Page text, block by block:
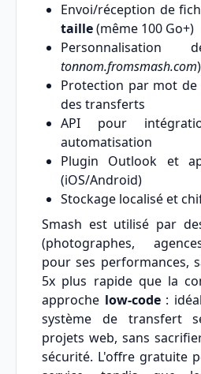
Envoi/réception de
taille(même 100 Go+)
tonnom.fromsmash.com
Protection par mot
des transferts
API pour
automatisation
Plugin Outlook et
(iOS/Android)
Stockage localisé et
Smash est utilisé par
(photographes,
pour ses performances,
5x plus rapide que la
approche low-code:
système de transfert
projets web, sans
sécurité. L'offre gratuite